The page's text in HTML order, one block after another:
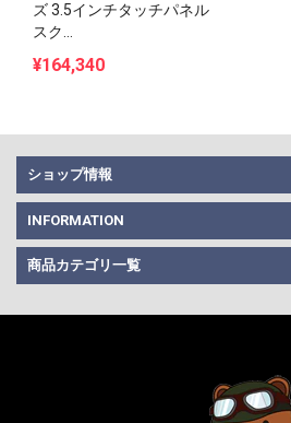
ズ 3.5インチタッチパネル
スク...
¥164,340
ショップ情報
INFORMATION
商品カテゴリ一覧